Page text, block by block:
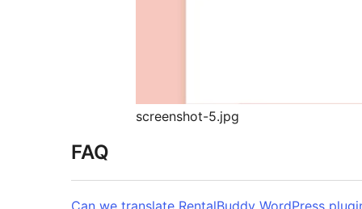
screenshot-5.jpg
FAQ